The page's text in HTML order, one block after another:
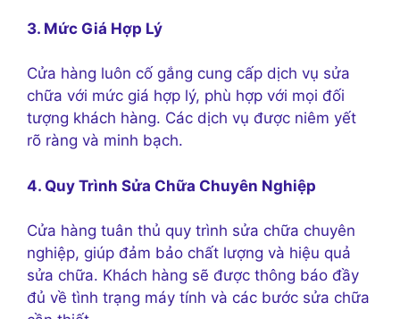
3. Mức Giá Hợp Lý
Cửa hàng luôn cố gắng cung cấp dịch vụ sửa
chữa với mức giá hợp lý, phù hợp với mọi đối
tượng khách hàng. Các dịch vụ được niêm yết
rõ ràng và minh bạch.
4. Quy Trình Sửa Chữa Chuyên Nghiệp
Cửa hàng tuân thủ quy trình sửa chữa chuyên
nghiệp, giúp đảm bảo chất lượng và hiệu quả
sửa chữa. Khách hàng sẽ được thông báo đầy
đủ về tình trạng máy tính và các bước sửa chữa